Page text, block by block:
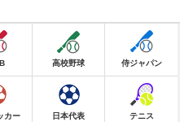
高校野球 侍ジャパン
カー 日本代表 テニス